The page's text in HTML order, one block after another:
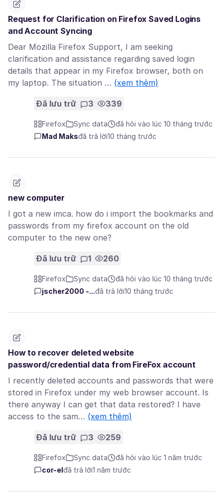
Request for Clarification on Firefox Saved Logins
and Account Syncing
Dear Mozilla Firefox Support, I am seeking
clarification and assistance regarding saved login
details that appear in my Firefox browser, both on
my laptop. The situation … (xem thêm)
Đã lưu trữ 3 339
Firefox Sync data
đã hỏi vào lúc 10 tháng trước
Mad Maksđã trả lời10 tháng trước
new computer
I got a new imca. how do i import the bookmarks and
passwords from my firefox account on the old
computer to the new one?
Đã lưu trữ 1 260
Firefox Sync data
đã hỏi vào lúc 10 tháng trước
jscher2000 -...đã trả lời10 tháng trước
How to recover deleted website
password/credential data from FireFox account
I recently deleted accounts and passwords that were
stored in Firefox under my web browser account. Is
there anyway I can get that data restored? I have
access to the sam… (xem thêm)
Đã lưu trữ 3 259
Firefox Sync data
đã hỏi vào lúc 1 năm trước
cor-el đã trả lời1 năm trước